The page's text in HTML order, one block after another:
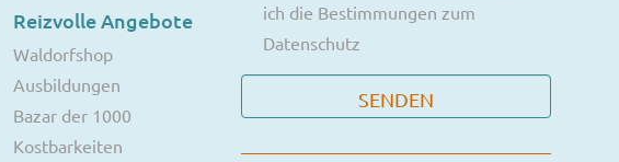
Reizvolle Angebote
Waldorfshop
Ausbildungen
Bazar der 1000
Kostbarkeiten
ich die Bestimmungen zum
Datenschutz